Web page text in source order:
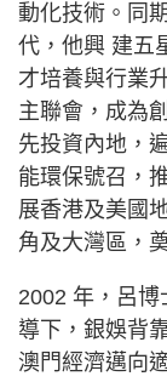
動化技術。同
代，他興 建五
才培養與行業
主聯會，成為
先投資內地，
能環保號召，
展香港及美國
角及大灣區，
2002 年，呂
導下，銀娛背
澳門經濟邁向